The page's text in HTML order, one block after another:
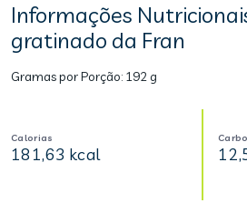
Informações
gratinado da Fran
Gramas por Porção: 192 g
Calorias
181,63 kcal